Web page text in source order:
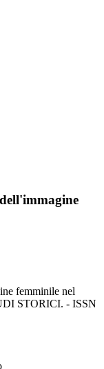
femminile nel
STORICI. - ISSN